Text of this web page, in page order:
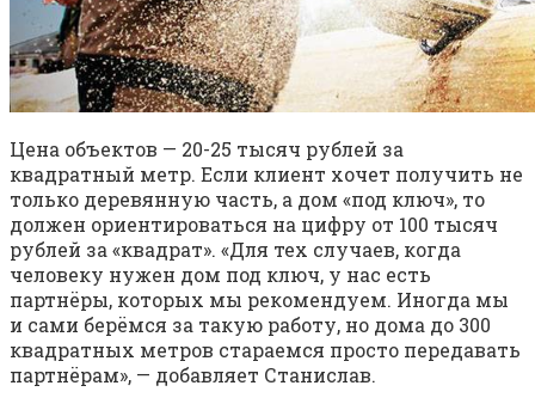
Цена объектов — 20-25 тысяч рублей за
квадратный метр. Если клиент хочет получить не
только деревянную часть, а дом «под ключ», то
должен ориентироваться на цифру от 100 тысяч
рублей за «квадрат». «Для тех случаев, когда
человеку нужен дом под ключ, у нас есть
партнёры, которых мы рекомендуем. Иногда мы
и сами берёмся за такую работу, но дома до 300
квадратных метров стараемся просто передавать
партнёрам», — добавляет Станислав.